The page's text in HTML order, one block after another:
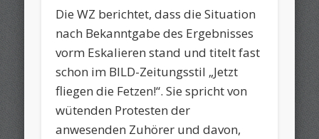
Die WZ berichtet, dass die Situation
nach Bekanntgabe des Ergebnisses
vorm Eskalieren stand und titelt fast
schon im BILD-Zeitungsstil „Jetzt
fliegen die Fetzen!“. Sie spricht von
wütenden Protesten der
anwesenden Zuhörer und davon,